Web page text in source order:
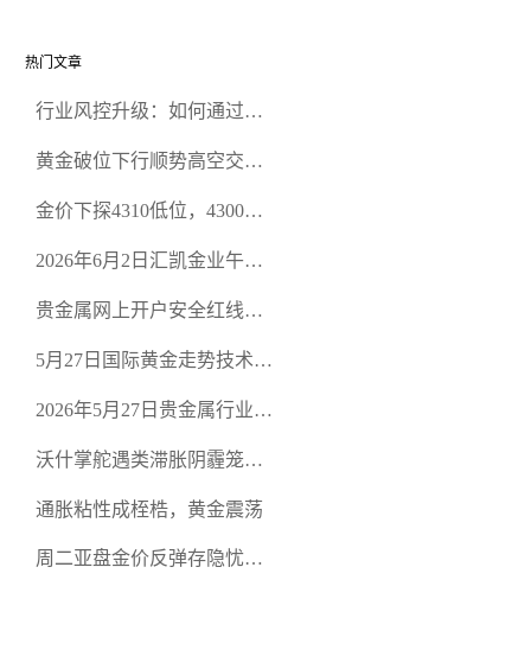
热门文章
行业风控升级：如何通过正
规黄金开户交易平台？
黄金破位下行顺势高空交易
金价下探4310低位，4300关
2026年6月2日汇凯金业午盘
空头清算算法如何布防？
贵金属网上开户安全红线：
恶意洗盘陷阱
5月27日国际黄金走势技术盘
规黄金平台全方位行情解析
2026年5月27日贵金属行业新
正规贵金属开户平台迎开户
热潮
沃什掌舵遇类滞胀阴霾笼
通胀粘性成桎梏，黄金震荡
周二亚盘金价反弹存隐忧，